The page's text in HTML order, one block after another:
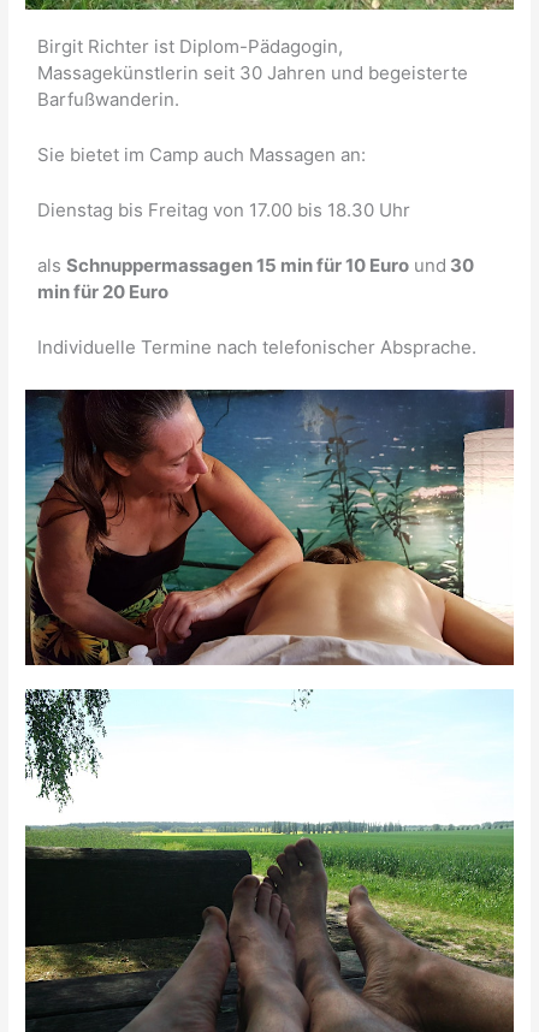
Birgit Richter ist Diplom-Pädagogin,
Massagekünstlerin seit 30 Jahren und begeisterte
Barfußwanderin.
Sie bietet im Camp auch Massagen an:
Dienstag bis Freitag von 17.00 bis 18.30 Uhr
alsSchnuppermassagen 15 min für 10 Euro und 30
min für 20 Euro
Individuelle Termine nach telefonischer Absprache.